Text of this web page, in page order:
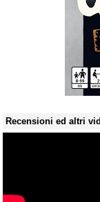
Recensioni ed altri